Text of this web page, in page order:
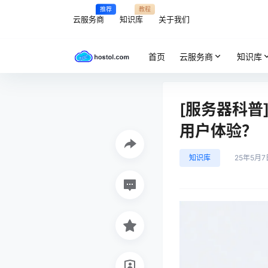
云服务商
推荐
知识库
教程
关于我们
首页 云服务商 知识库
[服务器科
用户体验？
知识库 25年5月7